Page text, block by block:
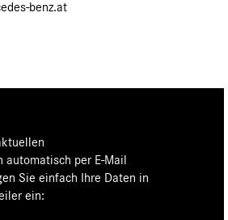
benz.at
per E-Mail
Sie einfach Ihre Daten in
ein: